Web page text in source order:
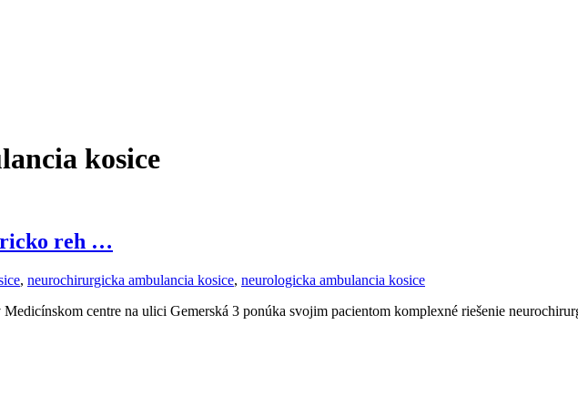
kosice
reh …
, neurochirurgicka ambulancia kosice, neurologicka ambulancia kosice
centre na ulici Gemerská 3 ponúka svojim pacientom komplexné riešenie